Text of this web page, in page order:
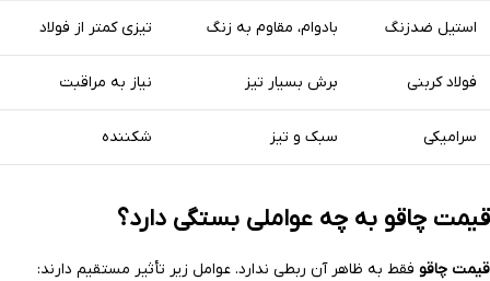
استیل ضدزنگ بادوام، مقاوم به زنگ تیزی کمتر از فولاد
فولاد کربنی برش بسیار تیز نیاز به مراقبت
سرامیکی سبک و تیز شکننده
قیمت چاقو به چه عواملی بستگی دارد؟
قیمت چاقو فقط به ظاهر آن ربطی ندارد. عوامل زیر تأثیر مستقیم دارند: